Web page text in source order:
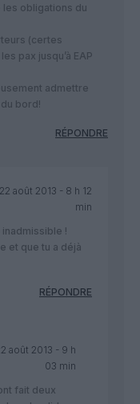
obligations du
(certes
pax jusqu’à EAP
admettre
bord!
RÉPONDRE
22 août 2013 - 8 h 12
min
!
et que tu a déjà
RÉPONDRE
août 2013 - 9 h
03 min
fait deux